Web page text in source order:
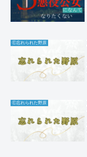
Ⓔ忘れられた野原
Ⓔ忘れられた野原